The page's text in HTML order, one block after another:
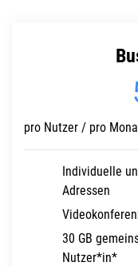
pro Nutzer / pro
Individuelle
Adressen
30 GB
Nutzer*in*